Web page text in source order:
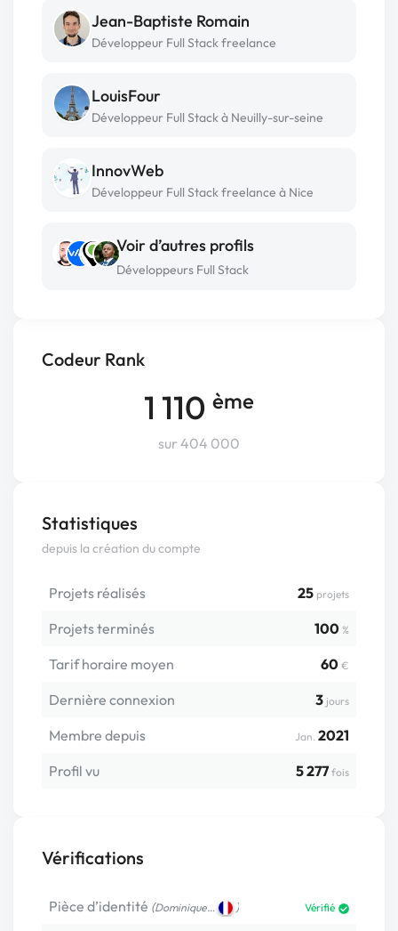
Codeur Rank
1 110 ème
sur 404 000
Statistiques
depuis la création du compte
Projets réalisés 25 projets
Projets terminés 100 %
Tarif horaire moyen 60 €
Dernière connexion 3 jours
Membre depuis Jan. 2021
Profil vu
5 277 fois
Vérifications
Pièce d’identité (Dominique… ) Vérifié
Jean-Baptiste Romain
Développeur Full Stack freelance
LouisFour
Développeur Full Stack à Neuilly-sur-seine
InnovWeb
Développeur Full Stack freelance à Nice
Voir d’autres profils
Développeurs Full Stack